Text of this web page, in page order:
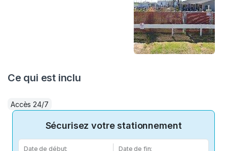
Ce qui est inclu
Accès 24/7
Sécurisez votre stationnement
Date de début: Date de fin: